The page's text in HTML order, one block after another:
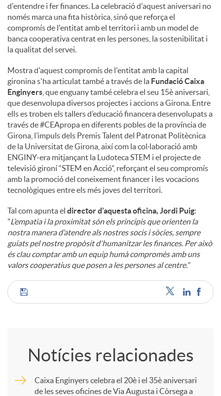
d'entendre i fer finances. La celebració d'aquest aniversari no
només marca una fita històrica, sinó que reforça el
compromís de l'entitat amb el territori i amb un model de
banca cooperativa centrat en les persones, la sostenibilitat i
la qualitat del servei.
Mostra d'aquest compromís de l'entitat amb la capital
gironina s'ha articulat també a través de la Fundació Caixa
Enginyers , que enguany també celebra el seu 15è aniversari,
que desenvolupa diversos projectes i accions a Girona. Entre
ells es troben els tallers d’educació financera desenvolupats a
través de #CEApropa en diferents pobles de la província de
Girona, l’impuls dels Premis Talent del Patronat Politècnica
de la Universitat de Girona, així com la col·laboració amb
ENGINY-era mitjançant la Ludoteca STEM i el projecte de
televisió gironí “STEM en Acció”, reforçant el seu compromís
amb la promoció del coneixement financer i les vocacions
tecnològiques entre els més joves del territori.
Tal com apunta el director d'aquesta oficina, Jordi Puig:
"L’empatia i la proximitat són els principis que orienten la
nostra manera d’atendre als nostres socis i sòcies, sempre
guiats pel nostre propòsit d'humanitzar les finances. Per això
és clau comptar amb un equip humà compromès amb uns
valors cooperatius que posen a les persones al centre.”
C
Notícies relacionades
Caixa Enginyers celebra el 20è i el 35è aniversari
de les seves oficines de Via Augusta i Còrsega a